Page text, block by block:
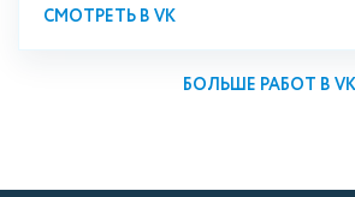
СМОТРЕТЬ В VK
БОЛЬШЕ РАБОТ В VK